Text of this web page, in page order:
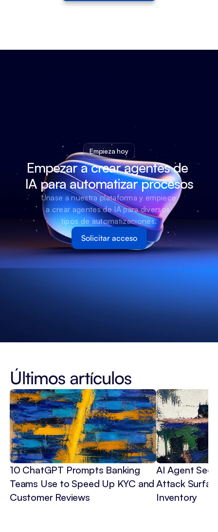
Empieza hoy
Empezar a crear agentes de
IA para automatizar procesos
Únase a nuestra plataforma y empiece
a crear agentes de IA para diversos
tipos de automatizaciones.
Solicitar acceso
Últimos artículos
10 ChatGPT Prompts Banking
Teams Use to Speed Up KYC and
Customer Reviews
AI Agent
Attack
Inventory